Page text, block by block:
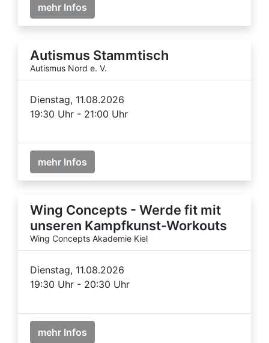
mehr Infos
Autismus Stammtisch
Autismus Nord e. V.
Dienstag, 11.08.2026
19:30 Uhr - 21:00 Uhr
mehr Infos
Wing Concepts - Werde fit mit
unseren Kampfkunst-Workouts
Wing Concepts Akademie Kiel
Dienstag, 11.08.2026
19:30 Uhr - 20:30 Uhr
mehr Infos